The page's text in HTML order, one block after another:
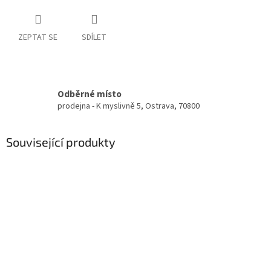
ZEPTAT SE SDÍLET
Odběrné místo
prodejna - K myslivně 5, Ostrava, 70800
Související produkty